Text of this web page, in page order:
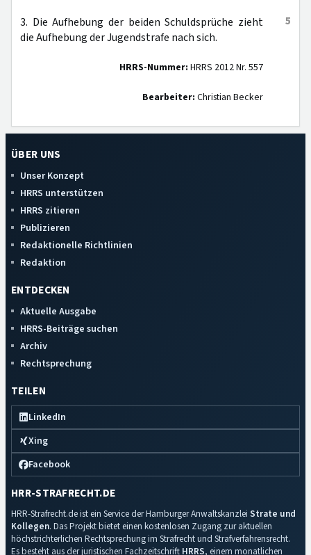
5
3. Die Aufhebung der beiden Schuldsprüche zieht
die Aufhebung der Jugendstrafe nach sich.
HRRS-Nummer: HRRS 2012 Nr. 557
Bearbeiter: Christian Becker
ÜBER UNS
Unser Konzept
HRRS unterstützen
HRRS zitieren
Publizieren
Redaktionelle Richtlinien
Redaktion
ENTDECKEN
Aktuelle Ausgabe
HRRS-Beiträge suchen
Archiv
Rechtsprechung
TEILEN
LinkedIn
Xing
Facebook
HRR-STRAFRECHT.DE
HRR-Strafrecht.de ist ein Service der Hamburger Anwaltskanzlei Strate und
Kollegen. Das Projekt bietet einen kostenlosen Zugang zur aktuellen
höchstrichterlichen Rechtsprechung im Strafrecht und Strafverfahrensrecht.
Es besteht aus der juristischen Fachzeitschrift HRRS, einem monatlichen